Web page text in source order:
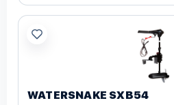
WATERSNAKE SXB54